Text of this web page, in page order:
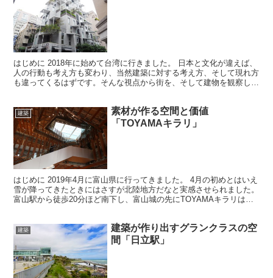
はじめに 2018年に始めて台湾に行きました。 日本と文化が違えば、
人の行動も考え方も変わり、当然建築に対する考え方、そして現れ方
も違ってくるはずです。そんな視点から街を、そして建物を観察して
建築
素材が作る空間と価値
「TOYAMAキラリ」
はじめに 2019年4月に富山県に行ってきました。 4月の初めとはいえ
雪が降ってきたときにはさすが北陸地方だなと実感させられました。
富山駅から徒歩20分ほど南下し、富山城の先にTOYAMAキラリはあ
建築
建築が作り出すグランクラスの空
間「日立駅」